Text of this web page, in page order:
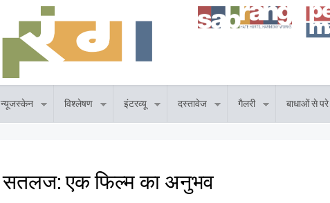
न्यूजस्केन विश्लेषण इंटरव्यू दस्तावेज गैलरी बाधाओं से परे
सतलज: एक फिल्म का अनुभव